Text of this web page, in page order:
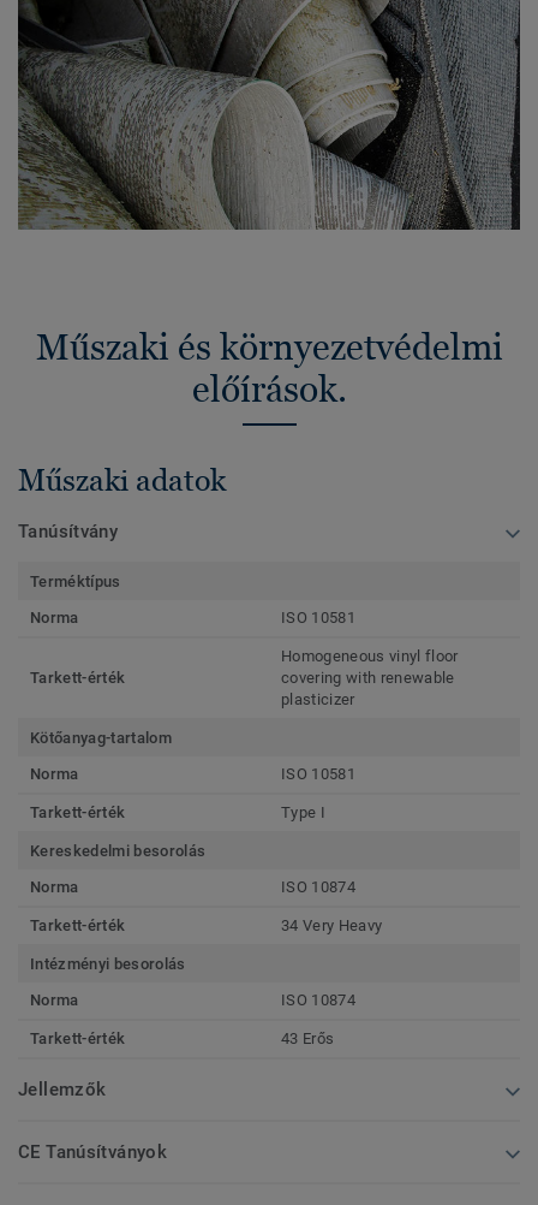
Műszaki és környezetvédelmi
előírások.
Műszaki adatok
Tanúsítvány
Terméktípus
Norma
ISO 10581
Tarkett-érték
Homogeneous vinyl floor
covering with renewable
plasticizer
Kötőanyag-tartalom
Norma
ISO 10581
Tarkett-érték Type I
Kereskedelmi besorolás
Norma
ISO 10874
Tarkett-érték 34 Very Heavy
Intézményi besorolás
Norma
ISO 10874
Tarkett-érték 43 Erős
Jellemzők
CE Tanúsítványok